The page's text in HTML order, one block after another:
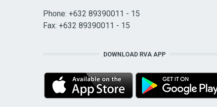
Phone: +632 89390011 - 15
Fax: +632 89390011 - 15
DOWNLOAD RVA APP